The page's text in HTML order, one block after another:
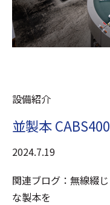
設備紹介
並製本
2024.7.19
関連ブログ：無線綴
な製本を